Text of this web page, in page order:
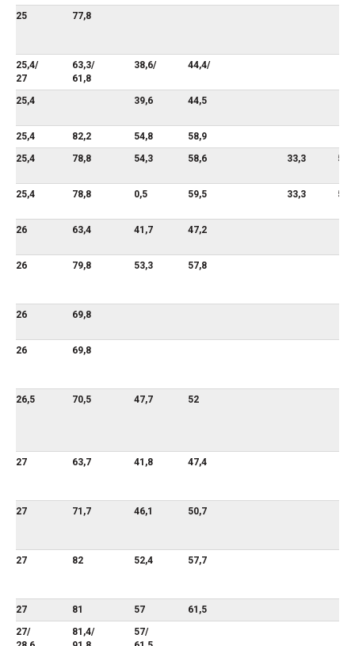
25 77,8
25,4/
27
63,3/
61,8
38,6/ 44,4/
25,4 39,6 44,5
25,4 82,2 54,8
58,9
25,4
78,8 54,3 58,6 33,3
25,4 78,8 0,5 59,5 33,3
26 63,4 41,7 47,2
26 79,8 53,3 57,8
26 69,8
26 69,8
26,5 70,5 47,7 52
27 63,7 41,8 47,4
27 71,7 46,1 50,7
27 82 52,4 57,7
27 81 57
61,5
27/
81,4/
57/